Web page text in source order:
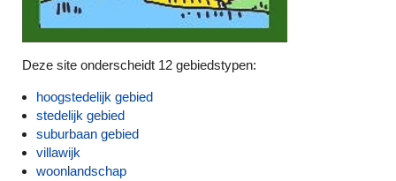
Deze site onderscheidt 12 gebiedstypen:
hoogstedelijk gebied
stedelijk gebied
suburbaan gebied
villawijk
woonlandschap